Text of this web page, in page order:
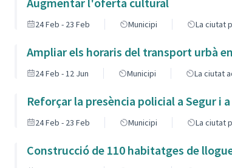
24 Feb - 23 Feb Municipi La ciutat
Ampliar els horaris del transport urbà
24 Feb - 12 Jun Municipi La ciutat
Reforçar la presència policial a Segur i
24 Feb - 23 Feb Municipi La ciutat
Construcció de 110 habitatges de